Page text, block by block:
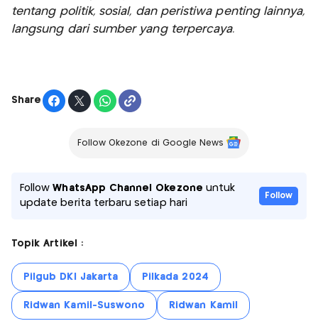
tentang politik, sosial, dan peristiwa penting lainnya,
langsung dari sumber yang terpercaya.
Share
Follow Okezone di Google News
FollowWhatsApp Channel Okezone untuk
update berita terbaru setiap hari
Follow
Topik Artikel :
Pilgub DKI Jakarta Pilkada 2024
Ridwan Kamil-Suswono Ridwan Kamil